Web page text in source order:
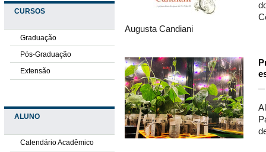
CURSOS
Graduação
Pós-Graduação
Extensão
ALUNO
Calendário Acadêmico
Augusta Candiani